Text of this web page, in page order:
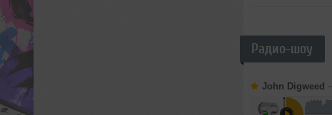
Радио-шоу
John Digweed